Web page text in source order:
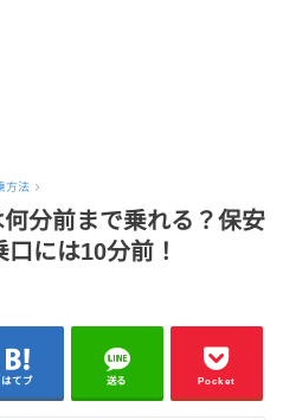
方法
分前まで乗れる？保安
には10分前！
はてブ 送る Pocket